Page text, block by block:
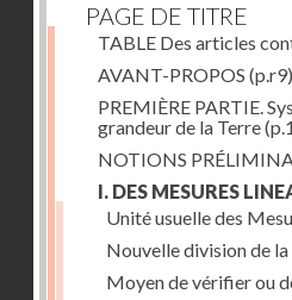
PAGE DE TITRE
TABLE Des articles
AVANT-PROPOS (p.r9)
PREMIÈRE PARTIE.
grandeur de la Terre
NOTIONS
I. DES MESURES
Unité usuelle des
Nouvelle division de
Moyen de vérifier ou